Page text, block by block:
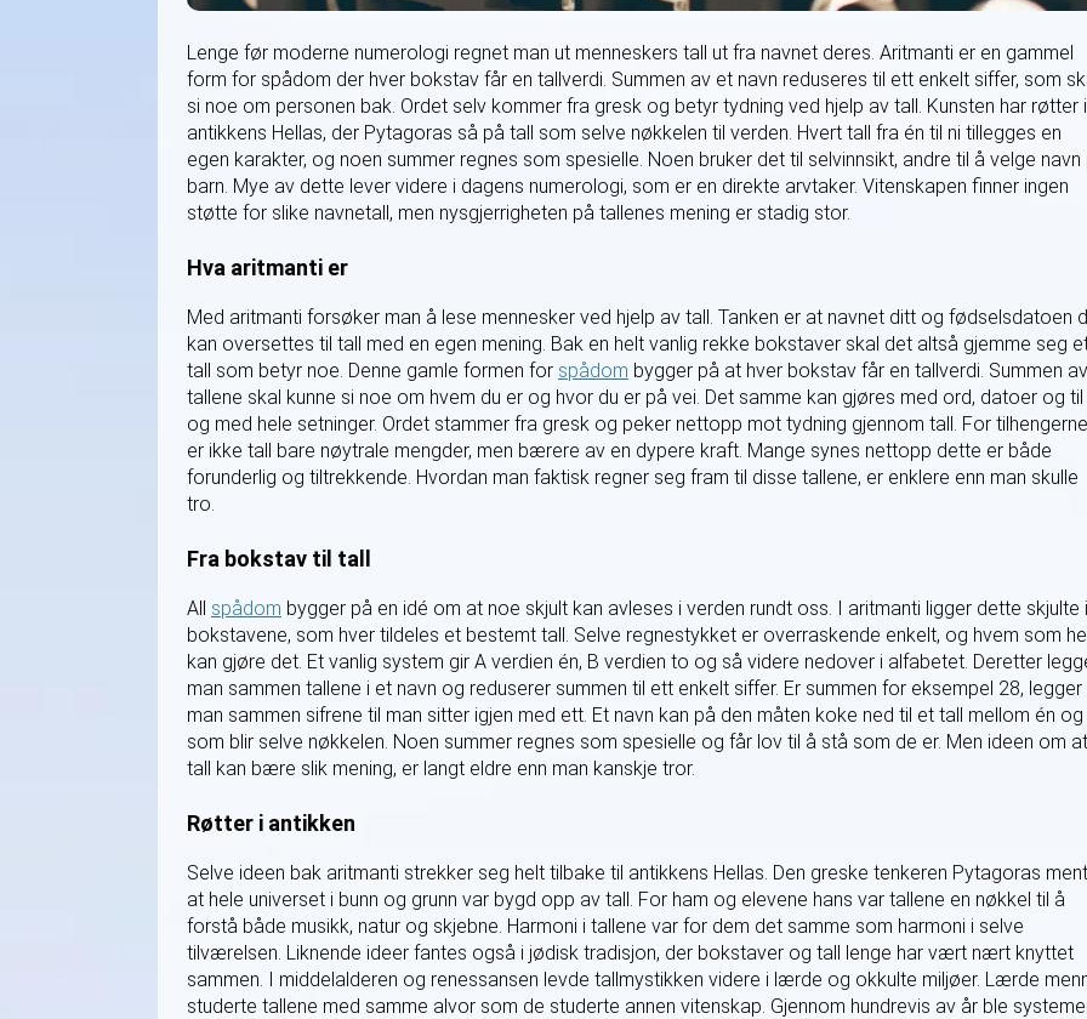
Lenge før moderne numerologi regnet man ut menneskers tall ut fra navnet deres. Aritmanti er en gammel
form for spådom der hver bokstav får en tallverdi. Summen av et navn reduseres til ett enkelt siffer, som
si noe om personen bak. Ordet selv kommer fra gresk og betyr tydning ved hjelp av tall. Kunsten har røtter i
antikkens Hellas, der Pytagoras så på tall som selve nøkkelen til verden. Hvert tall fra én til ni tillegges en
egen karakter, og noen summer regnes som spesielle. Noen bruker det til selvinnsikt, andre til å velge navn
barn. Mye av dette lever videre i dagens numerologi, som er en direkte arvtaker. Vitenskapen finner ingen
støtte for slike navnetall, men nysgjerrigheten på tallenes mening er stadig stor.
Hva aritmanti er
Med aritmanti forsøker man å lese mennesker ved hjelp av tall. Tanken er at navnet ditt og fødselsdatoen
kan oversettes til tall med en egen mening. Bak en helt vanlig rekke bokstaver skal det altså gjemme seg
tall som betyr noe. Denne gamle formen for spådom bygger på at hver bokstav får en tallverdi. Summen av
tallene skal kunne si noe om hvem du er og hvor du er på vei. Det samme kan gjøres med ord, datoer og til
og med hele setninger. Ordet stammer fra gresk og peker nettopp mot tydning gjennom tall. For tilhengerne
er ikke tall bare nøytrale mengder, men bærere av en dypere kraft. Mange synes nettopp dette er både
forunderlig og tiltrekkende. Hvordan man faktisk regner seg fram til disse tallene, er enklere enn man skulle
tro.
Fra bokstav til tall
All spådom bygger på en idé om at noe skjult kan avleses i verden rundt oss. I aritmanti ligger dette skjulte i
bokstavene, som hver tildeles et bestemt tall. Selve regnestykket er overraskende enkelt, og hvem som
kan gjøre det. Et vanlig system gir A verdien én, B verdien to og så videre nedover i alfabetet. Deretter
man sammen tallene i et navn og reduserer summen til ett enkelt siffer. Er summen for eksempel 28, legger
man sammen sifrene til man sitter igjen med ett. Et navn kan på den måten koke ned til et tall mellom én og
som blir selve nøkkelen. Noen summer regnes som spesielle og får lov til å stå som de er. Men ideen om at
tall kan bære slik mening, er langt eldre enn man kanskje tror.
Røtter i antikken
Selve ideen bak aritmanti strekker seg helt tilbake til antikkens Hellas. Den greske tenkeren Pytagoras
at hele universet i bunn og grunn var bygd opp av tall. For ham og elevene hans var tallene en nøkkel til å
forstå både musikk, natur og skjebne. Harmoni i tallene var for dem det samme som harmoni i selve
tilværelsen. Liknende ideer fantes også i jødisk tradisjon, der bokstaver og tall lenge har vært nært knyttet
sammen. I middelalderen og renessansen levde tallmystikken videre i lærde og okkulte miljøer. Lærde
studerte tallene med samme alvor som de studerte annen vitenskap. Gjennom hundrevis av år ble